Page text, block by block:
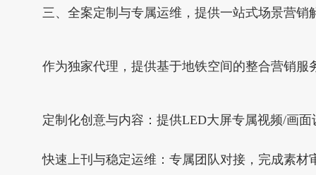
三、全案定制与专属运维，提供一站式场景营销
作为独家代理，提供基于地铁空间的整合营销服
定制化创意与内容：提供LED大屏专属视频/画
快速上刊与稳定运维：专属团队对接，完成素